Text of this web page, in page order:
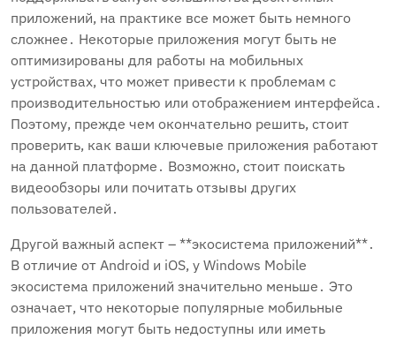
приложений, на практике все может быть немного
сложнее․ Некоторые приложения могут быть не
оптимизированы для работы на мобильных
устройствах, что может привести к проблемам с
производительностью или отображением интерфейса․
Поэтому, прежде чем окончательно решить, стоит
проверить, как ваши ключевые приложения работают
на данной платформе․ Возможно, стоит поискать
видеообзоры или почитать отзывы других
пользователей․
Другой важный аспект – **экосистема приложений**․
В отличие от Android и iOS, у Windows Mobile
экосистема приложений значительно меньше․ Это
означает, что некоторые популярные мобильные
приложения могут быть недоступны или иметь